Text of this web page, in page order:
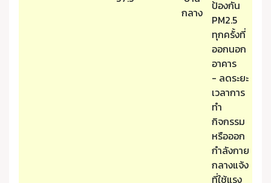
กลาง
ป้องกัน
PM2.5
ทุกครั้งที่
ออกนอก
อาคาร
- ลดระยะ
เวลาการ
ทำ
กิจกรรม
หรือออก
กำลังกาย
กลางแจ้ง
ที่ใช้แรง